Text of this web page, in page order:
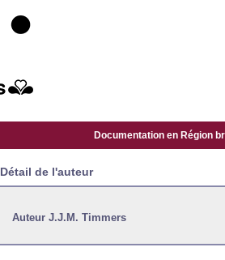
Documentation en Région
Détail de l'auteur
Auteur J.J.M. Timmers